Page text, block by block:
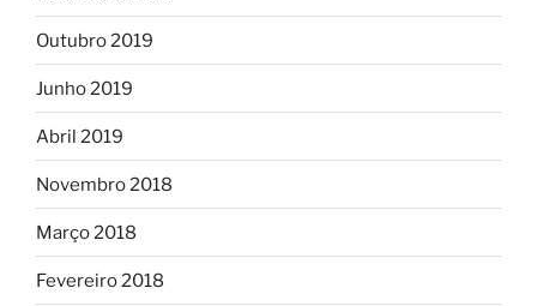
Outubro 2019
Junho 2019
Abril 2019
Novembro 2018
Março 2018
Fevereiro 2018